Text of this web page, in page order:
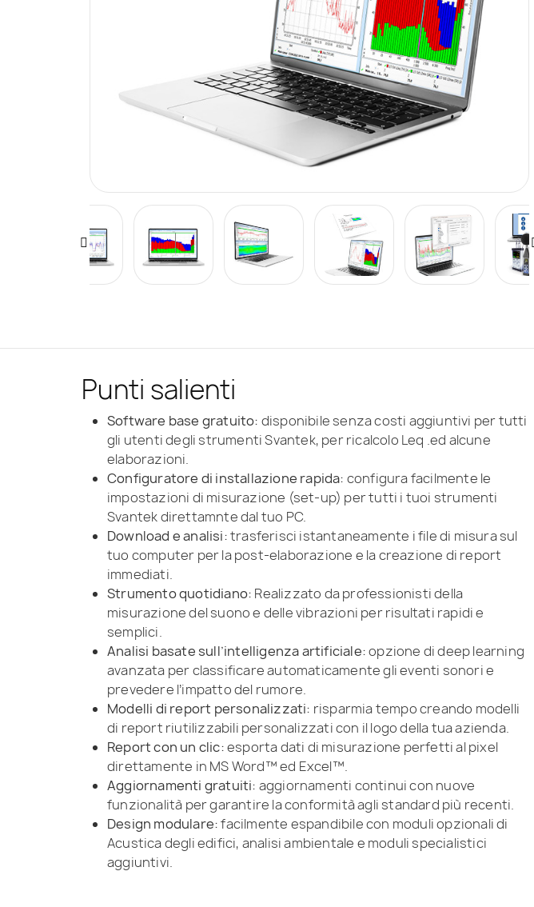
Punti salienti
Software base gratuito: disponibile senza costi aggiuntivi per tutti
gli utenti degli strumenti Svantek, per ricalcolo Leq .ed alcune
elaborazioni.
Configuratore di installazione rapida: configura facilmente le
impostazioni di misurazione (set-up) per tutti i tuoi strumenti
Svantek direttamnte dal tuo PC.
Download e analisi:trasferisci istantaneamente i file di misura sul
tuo computer per la post-elaborazione e la creazione di report
immediati.
Strumento quotidiano: Realizzato da professionisti della
misurazione del suono e delle vibrazioni per risultati rapidi e
semplici.
Analisi basate sull’intelligenza artificiale:opzione di deep learning
avanzata per classificare automaticamente gli eventi sonori e
prevedere l’impatto del rumore.
Modelli di report personalizzati: risparmia tempo creando modelli
di report riutilizzabili personalizzati con il logo della tua azienda.
Report con un clic:esporta dati di misurazione perfetti al pixel
direttamente in MS Word™ ed Excel™.
Aggiornamenti gratuiti: aggiornamenti continui con nuove
funzionalità per garantire la conformità agli standard più recenti.
Design modulare:facilmente espandibile con moduli opzionali di
Acustica degli edifici, analisi ambientale e moduli specialistici
aggiuntivi.